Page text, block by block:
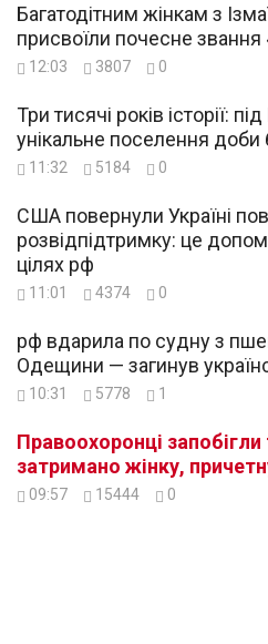
Багатодітним жінкам з
присвоїли почесне звання
12:03 3807 0
Три тисячі років історії:
унікальне поселення доби
11:32 5184 0
США повернули Україні
розвідпідтримку: це
цілях рф
11:01 4374 0
рф вдарила по судну з
Одещини — загинув
10:31 5778 1
Правоохоронці запобігли
затримано жінку,
09:57 15444 0